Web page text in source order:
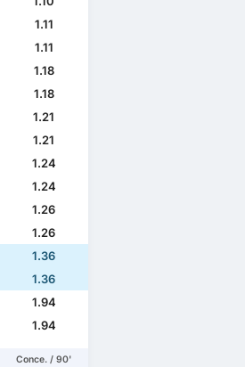
1.11
1.11
1.18
1.18
1.21
1.21
1.24
1.24
1.26
1.26
1.36
1.36
1.94
1.94
Conce. / 90'